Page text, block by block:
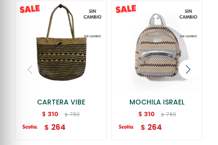
CARTERA VIBE
$ 310 $ 780
$ 264
MOCHILA ISRAEL
$ 310 $ 780
$ 264